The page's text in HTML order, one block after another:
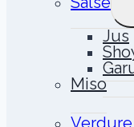
Jus
Miso